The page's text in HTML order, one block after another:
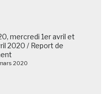
mercredi 1er avril et
2020 / Report de
2020